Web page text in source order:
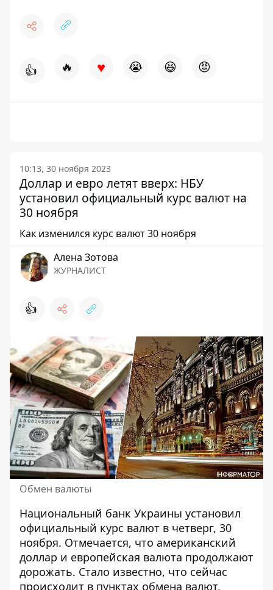
👍 🔥 ♥ 😭 😆 😡
10:13, 30 ноября 2023
Доллар и евро летят вверх: НБУ
установил официальный курс валют на
30 ноября
Как изменился курс валют 30 ноября
Алена Зотова
ЖУРНАЛИСТ
👍
Обмен валюты
Национальный банк Украины установил
официальный курс валют в четверг, 30
ноября. Отмечается, что американский
доллар и европейская валюта продолжают
дорожать. Стало известно, что сейчас
происходит в пунктах обмена валют.